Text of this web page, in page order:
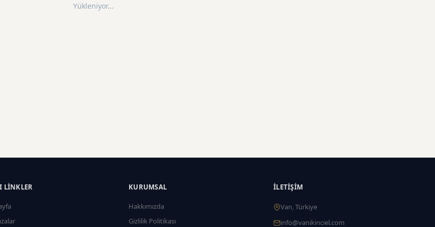
Yükleniyor...
LINKLER KURUMSAL
Hakkımızda
Gizlilik Politikası
İLETIŞIM
Van, Türkiye
info@vanikinciel.com